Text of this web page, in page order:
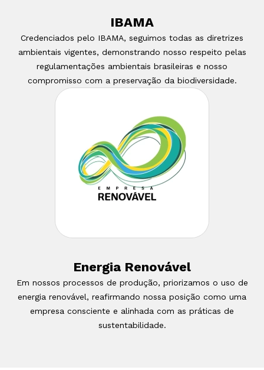
IBAMA
Credenciados pelo IBAMA, seguimos todas as diretrizes
ambientais vigentes, demonstrando nosso respeito pelas
regulamentações ambientais brasileiras e nosso
compromisso com a preservação da biodiversidade.
Energia Renovável
Em nossos processos de produção, priorizamos o uso de
energia renovável, reafirmando nossa posição como uma
empresa consciente e alinhada com as práticas de
sustentabilidade.